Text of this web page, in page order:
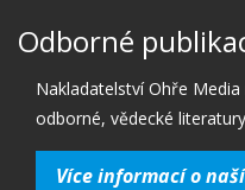
Odborné
Nakladatelství Ohře
odborné, vědecké
Více informací o